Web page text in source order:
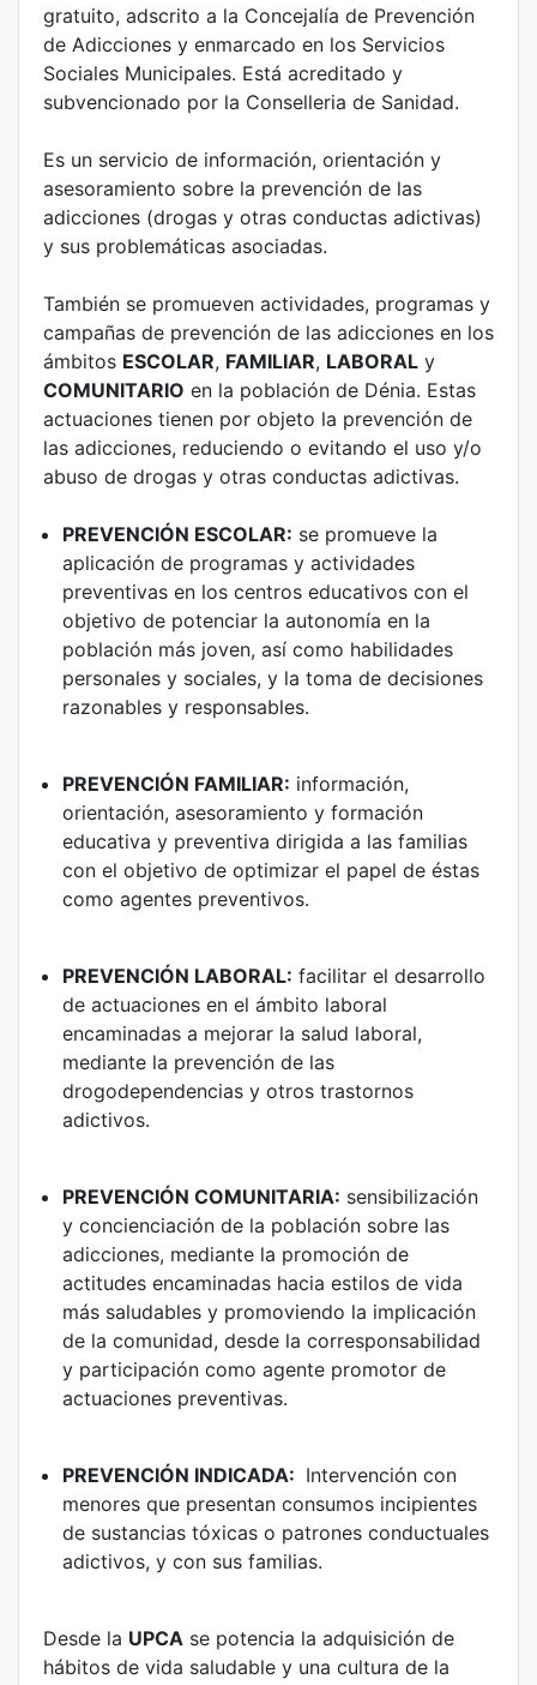
gratuito, adscrito a la Concejalía de Prevención
de Adicciones y enmarcado en los Servicios
Sociales Municipales. Está acreditado y
subvencionado por la Conselleria de Sanidad.
Es un servicio de información, orientación y
asesoramiento sobre la prevención de las
adicciones (drogas y otras conductas adictivas)
y sus problemáticas asociadas.
También se promueven actividades, programas y
campañas de prevención de las adicciones en los
ámbitos ESCOLAR, FAMILIAR, LABORAL y
COMUNITARIO en la población de Dénia. Estas
actuaciones tienen por objeto la prevención de
las adicciones, reduciendo o evitando el uso y/o
abuso de drogas y otras conductas adictivas.
PREVENCIÓN ESCOLAR: se promueve la
aplicación de programas y actividades
preventivas en los centros educativos con el
objetivo de potenciar la autonomía en la
población más joven, así como habilidades
personales y sociales, y la toma de decisiones
razonables y responsables.
PREVENCIÓN FAMILIAR: información,
orientación, asesoramiento y formación
educativa y preventiva dirigida a las familias
con el objetivo de optimizar el papel de éstas
como agentes preventivos.
PREVENCIÓN LABORAL: facilitar el desarrollo
de actuaciones en el ámbito laboral
encaminadas a mejorar la salud laboral,
mediante la prevención de las
drogodependencias y otros trastornos
adictivos.
PREVENCIÓN COMUNITARIA: sensibilización
y concienciación de la población sobre las
adicciones, mediante la promoción de
actitudes encaminadas hacia estilos de vida
más saludables y promoviendo la implicación
de la comunidad, desde la corresponsabilidad
y participación como agente promotor de
actuaciones preventivas.
PREVENCIÓN INDICADA: Intervención con
menores que presentan consumos incipientes
de sustancias tóxicas o patrones conductuales
adictivos, y con sus familias.
Desde la UPCA se potencia la adquisición de
hábitos de vida saludable y una cultura de la